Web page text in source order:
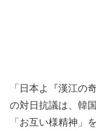
「日本よ『漢江の
の対日抗議は、韓
「お互い様精神」